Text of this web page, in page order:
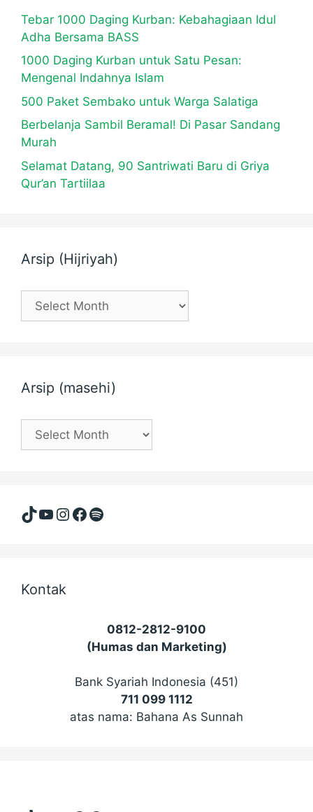
Tebar 1000 Daging Kurban: Kebahagiaan Idul
Adha Bersama BASS
1000 Daging Kurban untuk Satu Pesan:
Mengenal Indahnya Islam
500 Paket Sembako untuk Warga Salatiga
Berbelanja Sambil Beramal! Di Pasar Sandang
Murah
Selamat Datang, 90 Santriwati Baru di Griya
Qur’an Tartiilaa
Arsip (Hijriyah)
Arsip
(Hijriyah)
Arsip (masehi)
Arsip
(masehi)
TikTok
YouTube
Instagram
Facebook
Spotify
Kontak
0812-2812-9100
(Humas dan Marketing)
Bank Syariah Indonesia (451)
711 099 1112
atas nama: Bahana As Sunnah